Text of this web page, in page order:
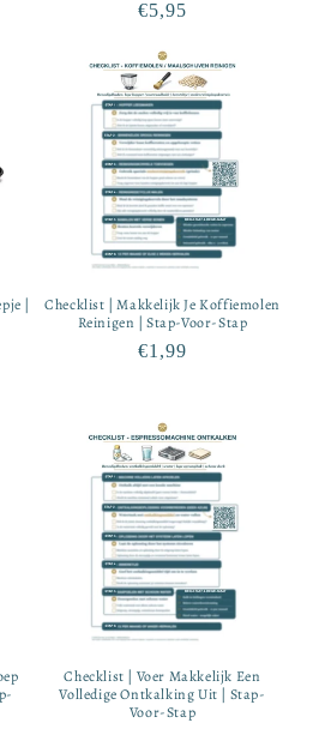
Normale
€5,95
|
Checklist | Makkelijk Je Koffiemolen
Reinigen | Stap-Voor-Stap
Normale
€1,99
Checklist | Voer Makkelijk Een
Volledige Ontkalking Uit | Stap-
Voor-Stap